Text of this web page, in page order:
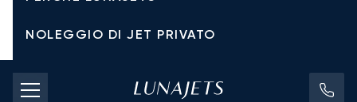
NOLEGGIO DI JET PRIVATO
TARIFFE DI NOLEGGIO